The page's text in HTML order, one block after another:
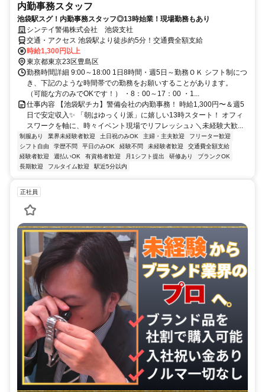
内勤事務スタッフ
池袋駅スグ！内勤事務スタッフ◎13時始業！現場勤務もあり
シンテイ警備株式会社 池袋支社
交通・アクセス 池袋駅より徒歩約5分！交通費全額支給
時給1,300円以上
東京都東京23区豊島区
勤務時間詳細 9:00～18:00 1日8時間・週5日～勤務ＯＫ シフト制につ
き、下記のような時間帯での勤務をお願いすることがあります。
（可能な方のみでOKです！） ・8：00～17：00 ・1...
仕事内容 【池袋駅チカ】警備会社の内勤事務！ 時給1,300円〜＆週5
日で安定収入✨ 「朝はゆっくり派」に嬉しい13時スタート！ オフィ
スワークを軸に、時々イベント現場でリフレッシュ♪ ＼未経験大歓...
制服あり 業界未経験者歓迎 土日祝のみOK 主婦・主夫歓迎
フリーター歓迎
シフト自由
学歴不問 平日のみOK 経験不問 未経験者歓迎
交通費全額支給
経験者歓迎
週払いOK 有資格者歓迎 月1シフト提出 研修あり
ブランクOK
長期歓迎
フルタイム歓迎 駅近5分以内
正社員